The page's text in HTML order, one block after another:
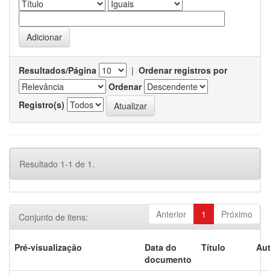
Resultados/Página | Ordenar registros por
Ordenar
Registro(s)
Resultado 1-1 de 1.
Anterior 1 Próximo
Conjunto de itens:
Pré-visualização
Data do
documento
Título